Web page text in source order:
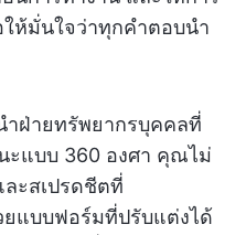
ให้มั่นใจว่าทุกคำตอบนำ
ำฝ่ายทรัพยากรบุคคลที่
ะแบบ 360 องศา คุณไม่
ละสเปรดชีตที่
แบบฟอร์มที่ปรับแต่งได้